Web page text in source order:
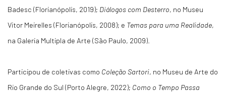
Badesc (Florianópolis, 2019); Diálogos com Desterro, no Museu
Vitor Meirelles (Florianópolis, 2008); e Temas para uma Realidade,
na Galeria Multipla de Arte (São Paulo, 2009).
Participou de coletivas como Coleção Sartori, no Museu de Arte do
Rio Grande do Sul (Porto Alegre, 2022); Como o Tempo Passa